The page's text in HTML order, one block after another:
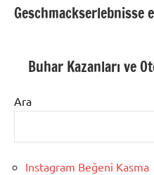
Geschmackserlebnisse
Buhar Kazanları ve
Ara
Instagram Beğeni Kasma